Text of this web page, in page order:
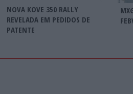
NOVA KOVE 350 RALLY
REVELADA EM PEDIDOS DE
PATENTE